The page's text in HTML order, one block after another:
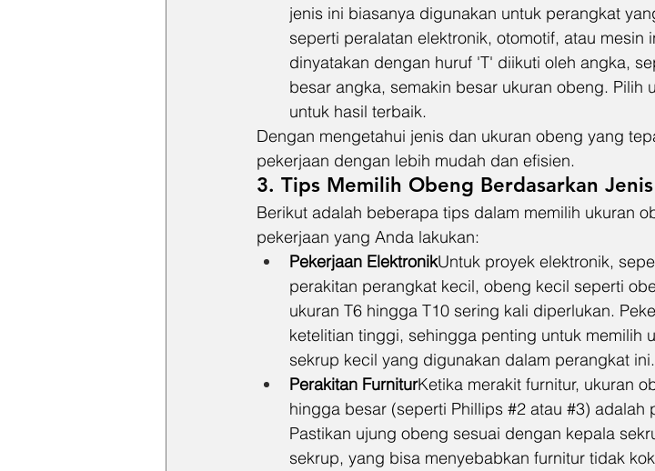
jenis ini biasanya digunakan untuk perangkat
seperti peralatan elektronik, otomotif, atau mesin
dinyatakan dengan huruf 'T' diikuti oleh angka,
besar angka, semakin besar ukuran obeng. Pilih
untuk hasil terbaik.
Dengan mengetahui jenis dan ukuran obeng yang
pekerjaan dengan lebih mudah dan efisien.
3. Tips Memilih Obeng Berdasarkan
Berikut adalah beberapa tips dalam memilih ukuran
pekerjaan yang Anda lakukan:
Pekerjaan ElektronikUntuk proyek elektronik,
perakitan perangkat kecil, obeng kecil seperti
ukuran T6 hingga T10 sering kali diperlukan.
ketelitian tinggi, sehingga penting untuk memilih
sekrup kecil yang digunakan dalam perangkat ini.
Perakitan FurniturKetika merakit furnitur, ukuran
hingga besar (seperti Phillips #2 atau #3) adalah
Pastikan ujung obeng sesuai dengan kepala
sekrup, yang bisa menyebabkan furnitur tidak